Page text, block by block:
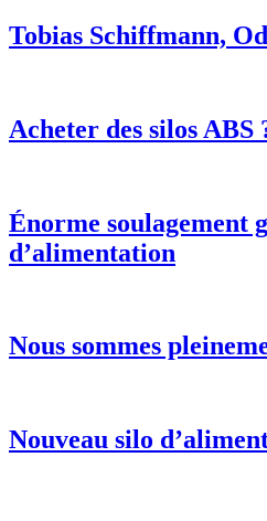
Tobias Schiffmann,
Acheter des silos
Énorme soulagement
d’alimentation
Nous sommes
Nouveau silo